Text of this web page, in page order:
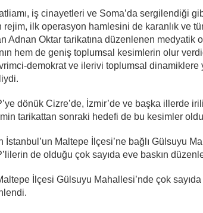
iş cinayetleri ve Soma’da sergilendiği
rejim, ilk operasyon hamlesini de karanlık ve
Adnan Oktar tarikatına düzenlenen medyatik
hem de geniş toplumsal kesimlerin olur
demokrat ve ilerivi toplumsal dinamiklere
dönük Cizre’de, İzmir’de ve başka illerde
tarikattan sonraki hedefi de bu kesimler
İstanbul’un Maltepe İlçesi’ne bağlı Gülsuyu
de olduğu çok sayıda eve baskın
İlçesi Gülsuyu Mahallesi’nde çok